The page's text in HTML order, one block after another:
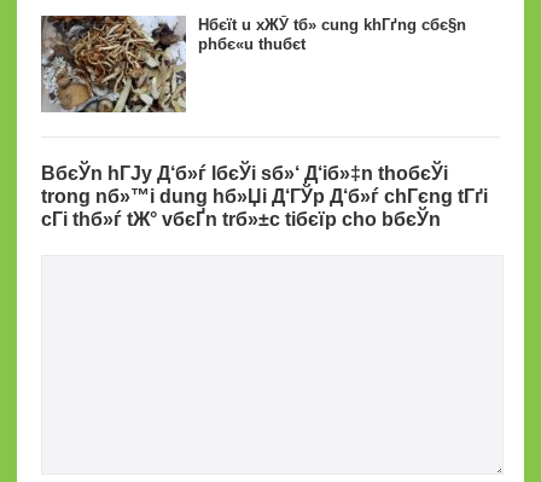
Hбєїt u xЖЎ tб»­ cung khГґng cбє§n
phбє«u thuбє­t
BбєЎn hГЈy Д‘б»ѓ lбєЎi sб»‘ Д‘iб»‡n thoбєЎi
trong nб»™i dung hб»Џi Д‘ГЎp Д‘б»ѓ chГєng tГґi
cГі thб»ѓ tЖ° vбєҐn trб»±c tiбєїp cho bбєЎn